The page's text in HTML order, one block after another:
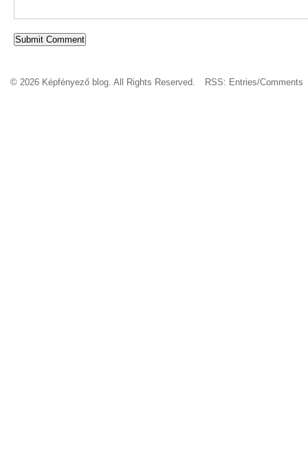
© 2026 Képfényező blog. All Rights Reserved. RSS: Entries/Comments